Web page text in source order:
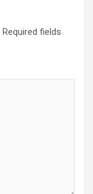
Required fields